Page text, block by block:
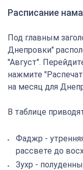
Расписание
Под главным
Днепровки"
"Август".
нажмите
на месяц для
В таблице
Фаджр -
рассвете до
Зухр -